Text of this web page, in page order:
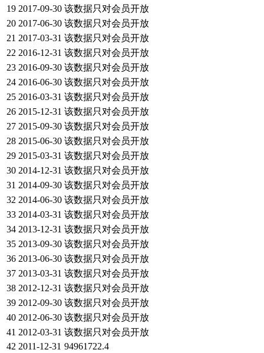
19 2017-09-30 该数据只对会员开放
20 2017-06-30 该数据只对会员开放
21 2017-03-31 该数据只对会员开放
22 2016-12-31 该数据只对会员开放
23 2016-09-30 该数据只对会员开放
24 2016-06-30 该数据只对会员开放
25 2016-03-31 该数据只对会员开放
26 2015-12-31 该数据只对会员开放
27 2015-09-30 该数据只对会员开放
28 2015-06-30 该数据只对会员开放
29 2015-03-31 该数据只对会员开放
30 2014-12-31 该数据只对会员开放
31 2014-09-30 该数据只对会员开放
32 2014-06-30 该数据只对会员开放
33 2014-03-31 该数据只对会员开放
34 2013-12-31 该数据只对会员开放
35 2013-09-30 该数据只对会员开放
36 2013-06-30 该数据只对会员开放
37 2013-03-31 该数据只对会员开放
38 2012-12-31 该数据只对会员开放
39 2012-09-30 该数据只对会员开放
40 2012-06-30 该数据只对会员开放
41 2012-03-31 该数据只对会员开放
42 2011-12-31 94961722.4